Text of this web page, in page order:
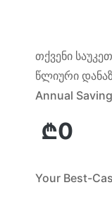
თქვენი
წლიური
Annual
Your Best-